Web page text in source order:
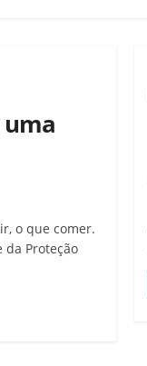
o que comer.
da Proteção